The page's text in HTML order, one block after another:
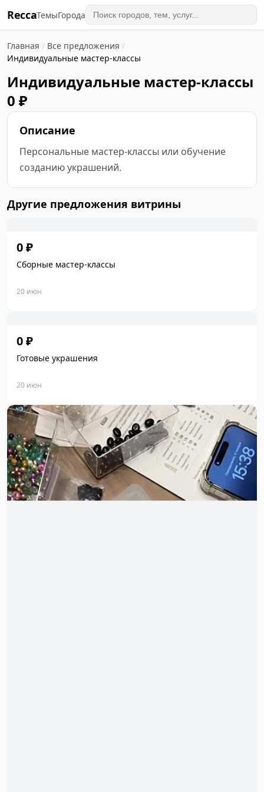
ReccaТемыГорода
Главная / Все предложения /
Индивидуальные мастер-классы
Индивидуальные мастер-классы
0 ₽
Описание
Персональные мастер-классы или обучение
созданию украшений.
Другие предложения витрины
0 ₽
Сборные мастер-классы
20 июн
0 ₽
Готовые украшения
20 июн